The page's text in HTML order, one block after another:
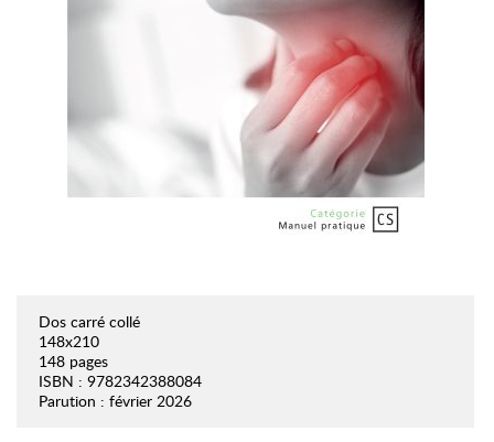
Dos carré collé
148x210
148 pages
ISBN : 9782342388084
Parution : février 2026